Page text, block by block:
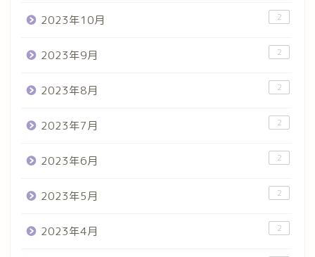
2023年10月 2
2023年9月 2
2023年8月 2
2023年7月 2
2023年6月 2
2023年5月 2
2023年4月 2